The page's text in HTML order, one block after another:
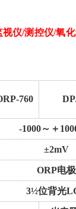
视仪/测控仪/氧
760
-1000～＋
±2mV
ORP电极
3½位背光